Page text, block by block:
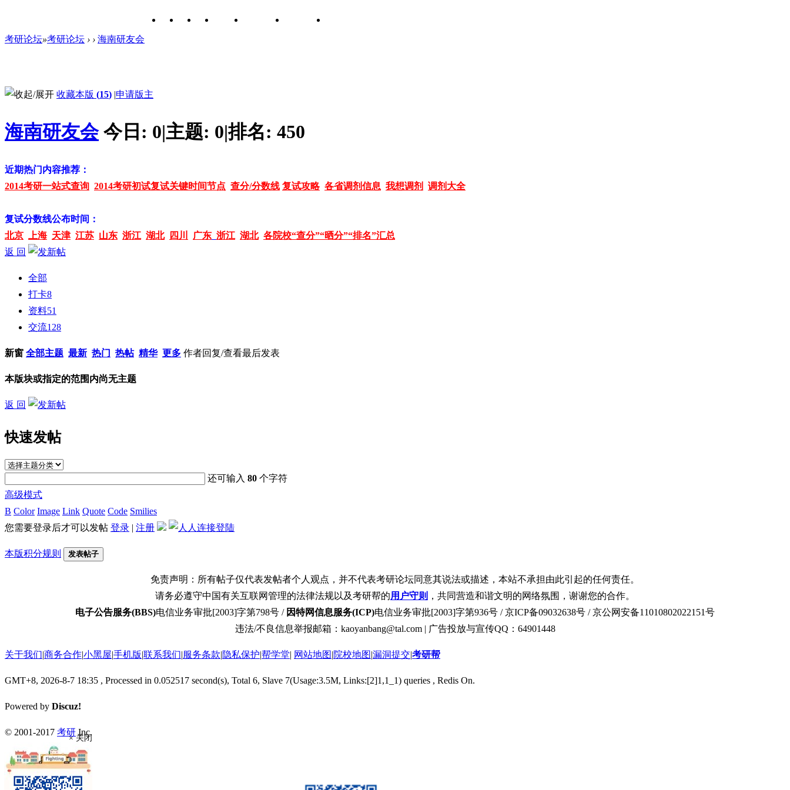
考研论坛»考研论坛 › › 海南研友会
收藏本版 (15) |申请版主
海南研友会 今日: 0|主题: 0|排名: 450
近期热门内容推荐：
2014考研一站式查询 2014考研初试复试关键时间节点 查分/分数线 复试攻略 各省调剂信息 我想调剂 调剂大全
复试分数线公布时间：
北京
上海 天津 江苏 山东 浙江 湖北 四川 广东 浙江 湖北 各院校“查分”“晒分”“排名”汇总
返 回
全部
打卡8
资料51
交流128
新窗 全部主题 最新 热门 热帖 精华 更多 作者回复/查看最后发表
本版块或指定的范围内尚无主题
返 回
快速发帖
还可输入80 个字符
高级模式
B Color Image Link Quote Code Smilies
您需要登录后才可以发帖 登录 | 注册
本版积分规则 发表帖子
免责声明：所有帖子仅代表发帖者个人观点，并不代表考研论坛同意其说法或描述，本站不承担由此引起的任何责任。
请务必遵守中国有关互联网管理的法律法规以及考研帮的用户守则 ，共同营造和谐文明的网络氛围，谢谢您的合作。
电子公告服务(BBS)电信业务审批[2003]字第798号 / 因特网信息服务(ICP)电信业务审批[2003]字第936号 / 京ICP备09032638号 / 京公网安备11010802022151号
违法/不良信息举报邮箱：kaoyanbang@tal.com | 广告投放与宣传QQ：64901448
关于我们|商务合作|小黑屋|手机版|联系我们|服务条款|隐私保护|帮学堂| 网站地图|院校地图|漏洞提交|考研帮
GMT+8, 2026-8-7 18:35 , Processed in 0.052517 second(s), Total 6, Slave 7(Usage:3.5M, Links:[2]1,1_1) queries , Redis On.
Powered by Discuz!
© 2001-2017 考研Inc.
返回顶部 返回版块
× 关闭